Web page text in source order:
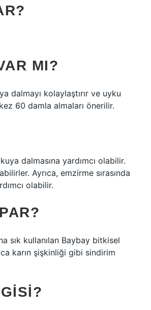
MI?
dalmayı kolaylaştırır ve uyku
60 damla almaları önerilir.
dalmasına yardımcı olabilir.
Ayrıca, emzirme sırasında
olabilir.
sık kullanılan Baybay bitkisel
karın şişkinliği gibi sindirim